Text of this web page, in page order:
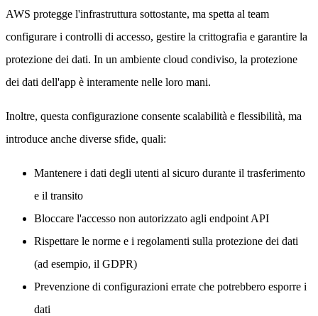
AWS protegge l'infrastruttura sottostante, ma spetta al team
configurare i controlli di accesso, gestire la crittografia e garantire la
protezione dei dati. In un ambiente cloud condiviso, la protezione
dei dati dell'app è interamente nelle loro mani.
Inoltre, questa configurazione consente scalabilità e flessibilità, ma
introduce anche diverse sfide, quali:
Mantenere i dati degli utenti al sicuro durante il trasferimento
e il transito
Bloccare l'accesso non autorizzato agli endpoint API
Rispettare le norme e i regolamenti sulla protezione dei dati
(ad esempio, il GDPR)
Prevenzione di configurazioni errate che potrebbero esporre i
dati